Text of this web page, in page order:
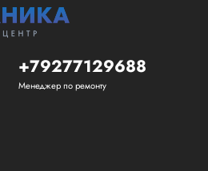
+79277129688
Менеджер по ремонту